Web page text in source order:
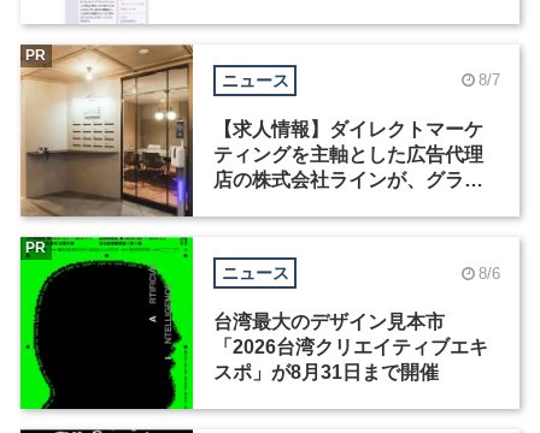
ニュース 8/7
【求人情報】ダイレクトマーケ
ティングを主軸とした広告代理
店の株式会社ラインが、グラフ
PR
ニュース 8/6
台湾最大のデザイン見本市
「2026台湾クリエイティブエキ
スポ」が8月31日まで開催
PR